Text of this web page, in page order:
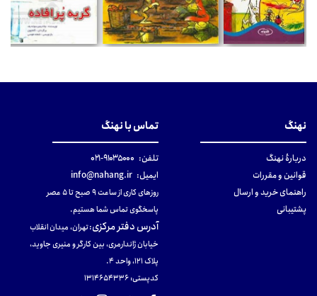
نهنگ
دربارهٔ نهنگ
قوانین و مقررات
راهنمای خرید و ارسال
پشتیبانی
تماس با نهنگ
تلفن: ۹۱۰۳۵۰۰۰-۰۲۱
ایمیل: info@nahang.ir
روزهای کاری از ساعت ۹ صبح تا ۵ عصر
پاسخگوی تماس شما هستیم.
آدرس دفتر مرکزی:تهران، میدان انقلاب
خیابان ژاندارمری، بین کارگر و منیری جاوید،
پلاک 121، واحد ۴.
کدپستی: 131465433۶